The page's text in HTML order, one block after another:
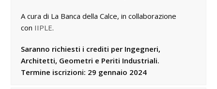
A cura di La Banca della Calce, in collaborazione
con IIPLE.
Saranno richiesti i crediti per Ingegneri,
Architetti, Geometri e Periti Industriali.
Termine iscrizioni: 29 gennaio 2024